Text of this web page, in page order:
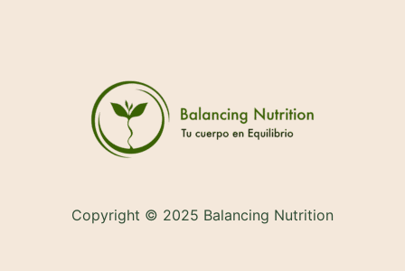
Copyright © 2025 Balancing Nutrition